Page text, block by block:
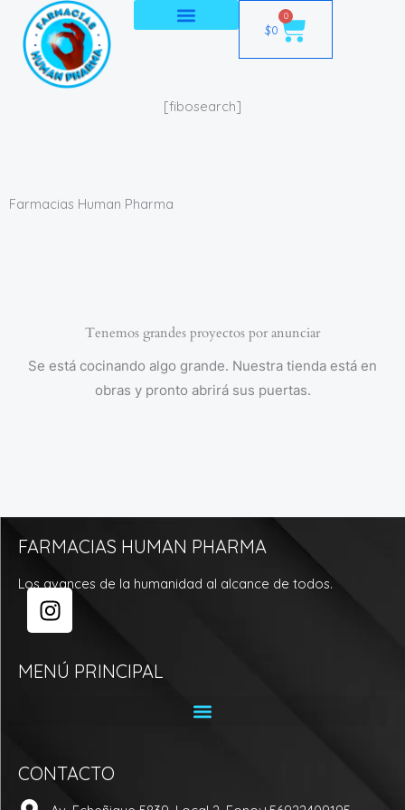
contenido
$0
0
Cart
[fibosearch]
Farmacias Human Pharma
Tenemos grandes proyectos por anunciar
Se está cocinando algo grande. Nuestra tienda está en
obras y pronto abrirá sus puertas.
FARMACIAS HUMAN PHARMA
Los avances de la humanidad al alcance de todos.
I
n
t
m
MENÚ PRINCIPAL
CONTACTO